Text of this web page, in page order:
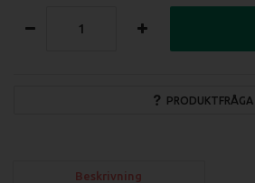
PRODUKTFRÅGA
Beskrivning